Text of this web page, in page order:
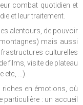
combat quotidien et
et leur traitement.
alentours, de pouvoir
mais aussi
culturelles
films, visite de plateau
etc, …).
riches en émotions, où
particulière : un accueil